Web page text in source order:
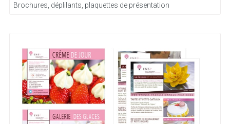
Brochures, déplilants, plaquettes de présentation